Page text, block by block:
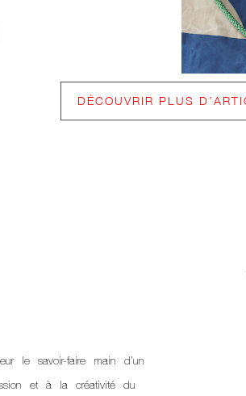
DÉCOUVRIR PLUS
le savoir-faire main d’un
et à la créativité du